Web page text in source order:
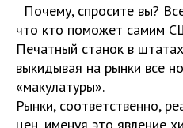
Почему, спросите вы?
что кто поможет самим
Печатный станок в
выкидывая на рынки все
«макулатуры».
Рынки, соответственно,
цен, именуя это явление